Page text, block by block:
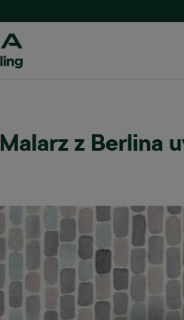
Malarz z Berlina